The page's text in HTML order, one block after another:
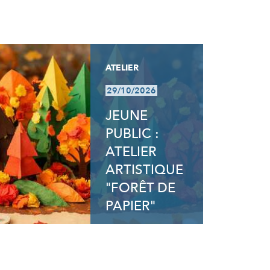
ATELIER
29/10/2026
JEUNE
PUBLIC :
ATELIER
ARTISTIQUE
"FORÊT DE
PAPIER"